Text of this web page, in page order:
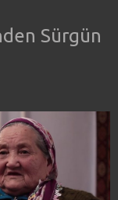
Sürgün